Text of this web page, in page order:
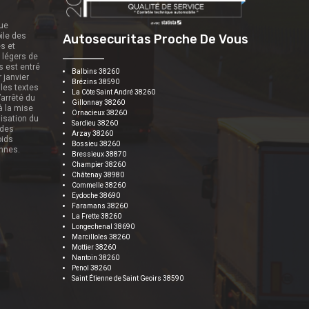
des
et
de
est entré
janvier
textes
du
la mise
du
Autosecuritas Proche De Vous
Balbins 38260
Brézins 38590
La Côte Saint André 38260
Gillonnay 38260
Ornacieux 38260
Sardieu 38260
Arzay 38260
Bossieu 38260
Bressieux 38870
Champier 38260
Châtenay 38980
Commelle 38260
Eydoche 38690
Faramans 38260
La Frette 38260
Longechenal 38690
Marcilloles 38260
Mottier 38260
Nantoin 38260
Penol 38260
Saint Étienne de Saint Geoirs 38590